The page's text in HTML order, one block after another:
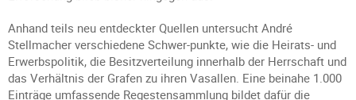
Anhand teils neu entdeckter Quellen untersucht André
Stellmacher verschiedene Schwer-punkte, wie die Heirats- und
Erwerbspolitik, die Besitzverteilung innerhalb der Herrschaft und
das Verhältnis der Grafen zu ihren Vasallen. Eine beinahe 1.000
Einträge umfassende Regestensammlung bildet dafür die